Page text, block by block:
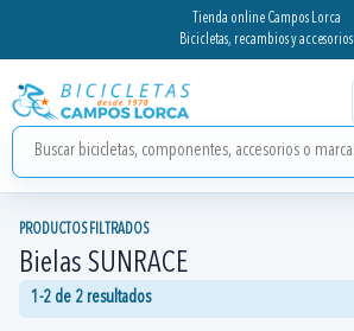
Tienda online Campos Lorca
Bicicletas, recambios y accesorios
PRODUCTOS FILTRADOS
Bielas SUNRACE
1-2 de 2 resultados